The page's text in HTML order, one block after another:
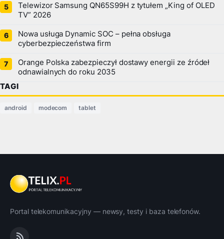
Telewizor Samsung QN65S99H z tytułem „King of OLED
TV” 2026
Nowa usługa Dynamic SOC – pełna obsługa
cyberbezpieczeństwa firm
Orange Polska zabezpieczył dostawy energii ze źródeł
odnawialnych do roku 2035
TAGI
android modecom tablet
Portal telekomunikacyjny — newsy, testy i baza telefonów.